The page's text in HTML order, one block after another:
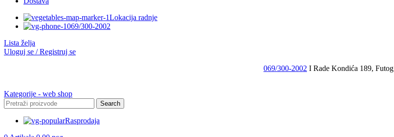
Lokacija radnje
069/300-2002
Lista želja
Uloguj se / Registruj se
069/300-2002 I Rade Kondića 189, Futog
Kategorije - web shop
Search
Rasprodaja